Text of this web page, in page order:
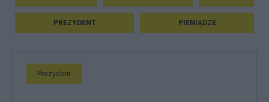
PREZYDENT PIENIĄDZE
Prezydent